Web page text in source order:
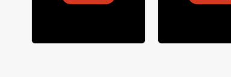
18 sie 2026 18 sie 2026